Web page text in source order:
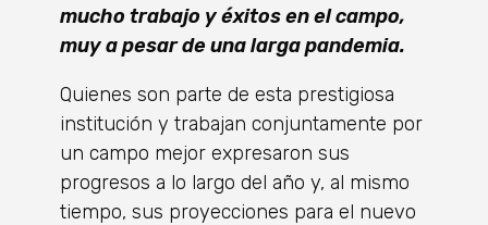
mucho trabajo y éxitos en el campo,
muy a pesar de una larga pandemia.
Quienes son parte de esta prestigiosa
institución y trabajan conjuntamente por
un campo mejor expresaron sus
progresos a lo largo del año y, al mismo
tiempo, sus proyecciones para el nuevo